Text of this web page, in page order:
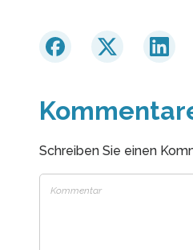
Schreiben Sie einen